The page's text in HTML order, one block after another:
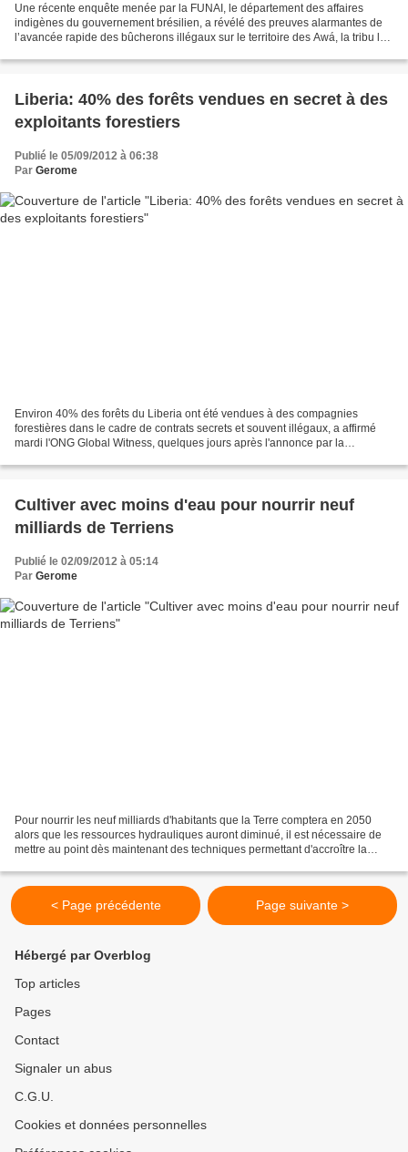
Une récente enquête menée par la FUNAI, le département des affaires
indigènes du gouvernement brésilien, a révélé des preuves alarmantes de
l’avancée rapide des bûcherons illégaux sur le territoire des Awá, la tribu la
Liberia: 40% des forêts vendues en secret à des
exploitants forestiers
Publié le 05/09/2012 à 06:38
Par Gerome
Environ 40% des forêts du Liberia ont été vendues à des compagnies
forestières dans le cadre de contrats secrets et souvent illégaux, a affirmé
mardi l'ONG Global Witness, quelques jours après l'annonce par la
Cultiver avec moins d'eau pour nourrir neuf
milliards de Terriens
Publié le 02/09/2012 à 05:14
Par Gerome
Pour nourrir les neuf milliards d'habitants que la Terre comptera en 2050
alors que les ressources hydrauliques auront diminué, il est nécessaire de
mettre au point dès maintenant des techniques permettant d'accroître la
< Page précédente Page suivante >
Hébergé par Overblog
Top articles
Pages
Contact
Signaler un abus
C.G.U.
Cookies et données personnelles